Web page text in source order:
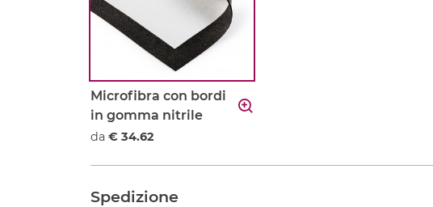
Microfibra con bordi
in gomma nitrile
da € 34.62
Spedizione